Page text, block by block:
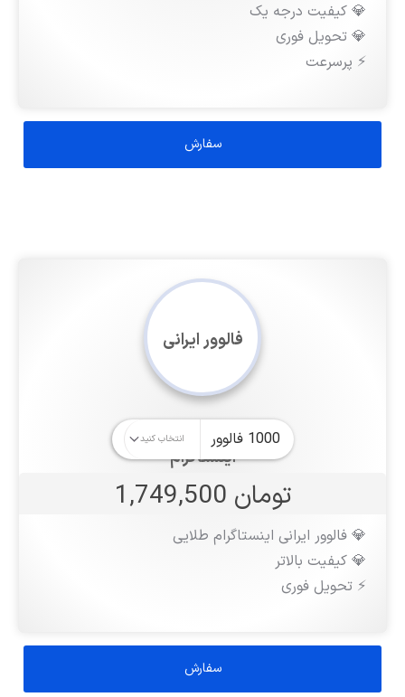
💎 کیفیت درجه یک
💎 تحویل فوری
⚡️ پرسرعت
فالوور ایرانی
اینستاگرام
تومان 1,749,500
💎 فالوور ایرانی اینستاگرام طلایی
💎 کیفیت بالاتر
⚡️ تحویل فوری